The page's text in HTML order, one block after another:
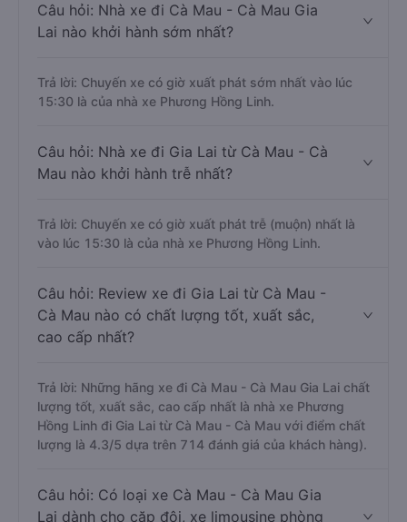
Câu hỏi: Nhà xe đi Cà Mau - Cà Mau Gia
Lai nào khởi hành sớm nhất?
Trả lời: Chuyến xe có giờ xuất phát sớm nhất vào lúc
15:30 là của nhà xe Phương Hồng Linh.
Câu hỏi: Nhà xe đi Gia Lai từ Cà Mau - Cà
Mau nào khởi hành trễ nhất?
Trả lời: Chuyến xe có giờ xuất phát trễ (muộn) nhất là
vào lúc 15:30 là của nhà xe Phương Hồng Linh.
Câu hỏi: Review xe đi Gia Lai từ Cà Mau -
Cà Mau nào có chất lượng tốt, xuất sắc,
cao cấp nhất?
Trả lời: Những hãng xe đi Cà Mau - Cà Mau Gia Lai chất
lượng tốt, xuất sắc, cao cấp nhất là nhà xe Phương
Hồng Linh đi Gia Lai từ Cà Mau - Cà Mau với điểm chất
lượng là 4.3/5 dựa trên 714 đánh giá của khách hàng).
Câu hỏi: Có loại xe Cà Mau - Cà Mau Gia
Lai dành cho cặp đôi, xe limousine phòng